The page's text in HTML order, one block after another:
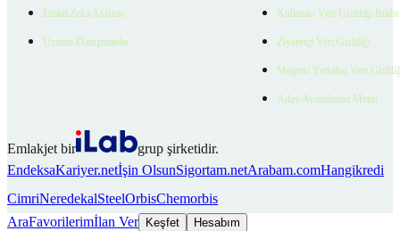
EmlakZeka Asistan
Uzman Danışmanlar
Kullanıcı Veri Gizliliği
Ziyaretçi Veri Gizliliği
Müşteri Yetkilisi Veri
Aday Aydınlatma Metni
Emlakjet bir
grup şirketidir.
EndeksaKariyer.netİşin OlsunSigortam.netArabam.comHangikredi
CimriNeredekalSteelOrbisChemorbis
AraFavorilerimİlan Ver Keşfet Hesabım